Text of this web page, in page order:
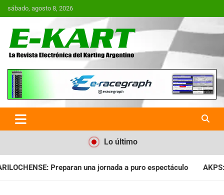
Saltar
al
sábado, agosto 8, 2026
E-Kart.com.ar | La Revista
Electrónica del Karting en
Argentina
Lo último
a puro espectáculo AKPS: Intervino la IGJ y oficializó el